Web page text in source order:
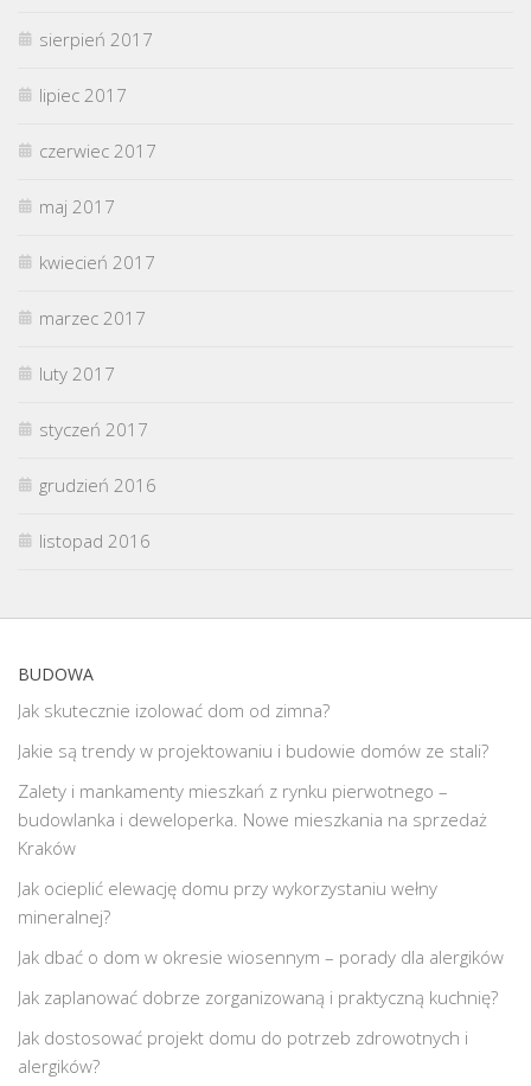
sierpień 2017
lipiec 2017
czerwiec 2017
maj 2017
kwiecień 2017
marzec 2017
luty 2017
styczeń 2017
grudzień 2016
listopad 2016
BUDOWA
Jak skutecznie izolować dom od zimna?
Jakie są trendy w projektowaniu i budowie domów ze stali?
Zalety i mankamenty mieszkań z rynku pierwotnego –
budowlanka i deweloperka. Nowe mieszkania na sprzedaż
Kraków
Jak ocieplić elewację domu przy wykorzystaniu wełny
mineralnej?
Jak dbać o dom w okresie wiosennym – porady dla alergików
Jak zaplanować dobrze zorganizowaną i praktyczną kuchnię?
Jak dostosować projekt domu do potrzeb zdrowotnych i
alergików?